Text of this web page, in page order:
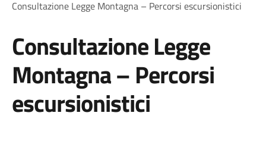
Consultazione Legge Montagna – Percorsi escursionistici
Consultazione Legge
Montagna – Percorsi
escursionistici